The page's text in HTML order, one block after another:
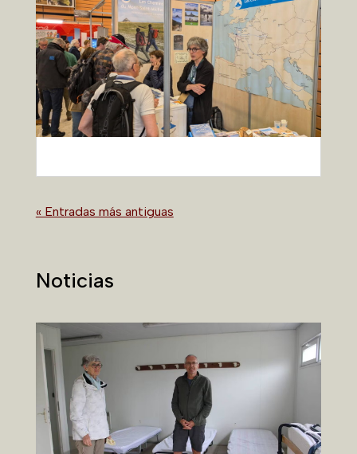
« Entradas más antiguas
Noticias